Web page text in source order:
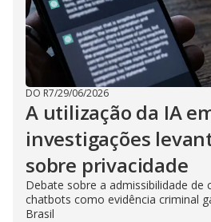
DO R7/29/06/2026
A utilização da IA
investigações
sobre privacidade
Debate sobre a admissibilidade de
chatbots como evidência criminal
Brasil